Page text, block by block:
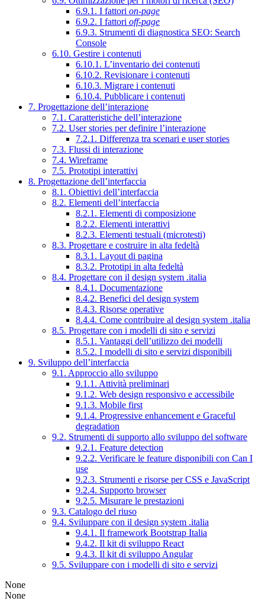
6.9.1. I fattori on-page
6.9.2. I fattori off-page
6.9.3. Strumenti di diagnostica SEO: Search
Console
6.10. Gestire i contenuti
6.10.1. L’inventario dei contenuti
6.10.2. Revisionare i contenuti
6.10.3. Migrare i contenuti
6.10.4. Pubblicare i contenuti
7. Progettazione dell’interazione
7.1. Caratteristiche dell’interazione
7.2. User stories per definire l’interazione
7.2.1. Differenza tra scenari e user stories
7.3. Flussi di interazione
7.4. Wireframe
7.5. Prototipi interattivi
8. Progettazione dell’interfaccia
8.1. Obiettivi dell’interfaccia
8.2. Elementi dell’interfaccia
8.2.1. Elementi di composizione
8.2.2. Elementi interattivi
8.2.3. Elementi testuali (microtesti)
8.3. Progettare e costruire in alta fedeltà
8.3.1. Layout di pagina
8.3.2. Prototipi in alta fedeltà
8.4. Progettare con il design system .italia
8.4.1. Documentazione
8.4.2. Benefici del design system
8.4.3. Risorse operative
8.4.4. Come contribuire al design system .italia
8.5. Progettare con i modelli di sito e servizi
8.5.1. Vantaggi dell’utilizzo dei modelli
8.5.2. I modelli di sito e servizi disponibili
9. Sviluppo dell’interfaccia
9.1. Approccio allo sviluppo
9.1.1. Attività preliminari
9.1.2. Web design responsivo e accessibile
9.1.3. Mobile first
9.1.4. Progressive enhancement e Graceful
degradation
9.2. Strumenti di supporto allo sviluppo del software
9.2.1. Feature detection
9.2.2. Verificare le feature disponibili con Can I
use
9.2.3. Strumenti e risorse per CSS e JavaScript
9.2.4. Supporto browser
9.2.5. Misurare le prestazioni
9.3. Catalogo del riuso
9.4. Sviluppare con il design system .italia
9.4.1. Il framework Bootstrap Italia
9.4.2. Il kit di sviluppo React
9.4.3. Il kit di sviluppo Angular
9.5. Sviluppare con i modelli di sito e servizi
None
None